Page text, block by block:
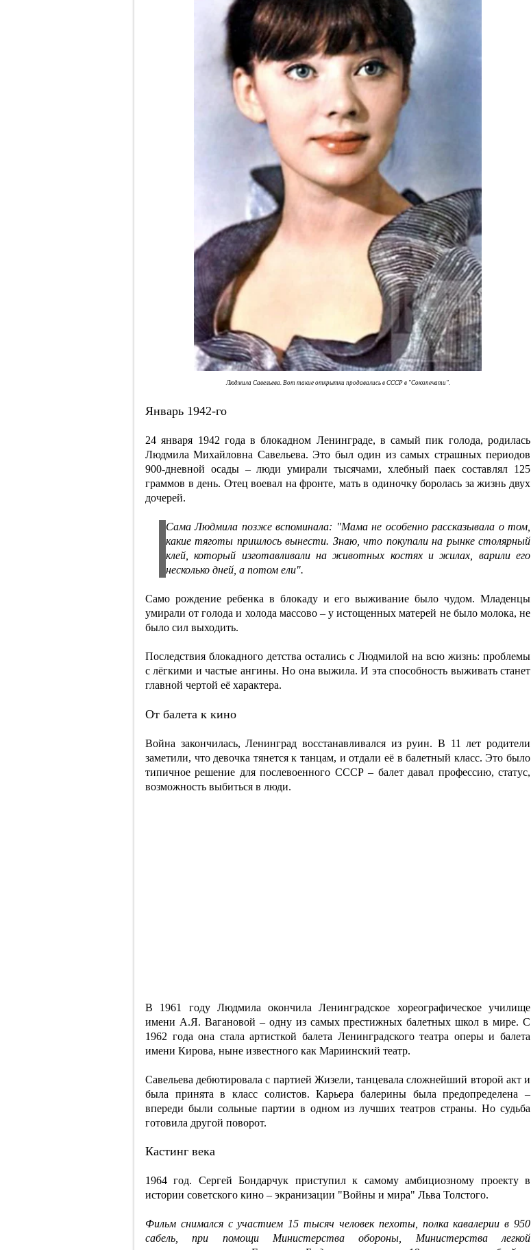
Людмила Савельева. Вот такие открытки продавались в СССР в "Союзпечати".
Январь 1942-го
24 января 1942 года в блокадном Ленинграде, в самый пик голода, родилась
Людмила Михайловна Савельева. Это был один из самых страшных периодов
900-дневной осады – люди умирали тысячами, хлебный паек составлял 125
граммов в день. Отец воевал на фронте, мать в одиночку боролась за жизнь двух
дочерей.
Сама Людмила позже вспоминала: "Мама не особенно рассказывала о том,
какие тяготы пришлось вынести. Знаю, что покупали на рынке столярный
клей, который изготавливали на животных костях и жилах, варили его
несколько дней, а потом ели".
Само рождение ребенка в блокаду и его выживание было чудом. Младенцы
умирали от голода и холода массово – у истощенных матерей не было молока, не
было сил выходить.
Последствия блокадного детства остались с Людмилой на всю жизнь: проблемы
с лёгкими и частые ангины. Но она выжила. И эта способность выживать станет
главной чертой её характера.
От балета к кино
Война закончилась, Ленинград восстанавливался из руин. В 11 лет родители
заметили, что девочка тянется к танцам, и отдали её в балетный класс. Это было
типичное решение для послевоенного СССР – балет давал профессию, статус,
возможность выбиться в люди.
В 1961 году Людмила окончила Ленинградское хореографическое училище
имени А.Я. Вагановой – одну из самых престижных балетных школ в мире. С
1962 года она стала артисткой балета Ленинградского театра оперы и балета
имени Кирова, ныне известного как Мариинский театр.
Савельева дебютировала с партией Жизели, танцевала сложнейший второй акт и
была принята в класс солистов. Карьера балерины была предопределена –
впереди были сольные партии в одном из лучших театров страны. Но судьба
готовила другой поворот.
Кастинг века
1964 год. Сергей Бондарчук приступил к самому амбициозному проекту в
истории советского кино – экранизации "Войны и мира" Льва Толстого.
Фильм снимался с участием 15 тысяч человек пехоты, полка кавалерии в 950
сабель, при помощи Министерства обороны, Министерства легкой